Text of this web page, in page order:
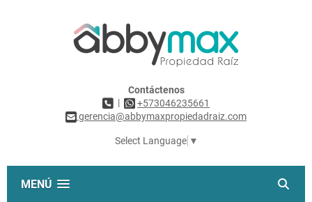
Contáctenos
|
+573046235661
gerencia@abbymaxpropiedadraiz.com
Select Language ▼
MENÚ